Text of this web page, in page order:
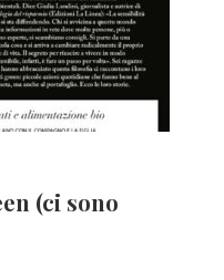
(ci sono